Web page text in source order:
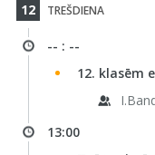
12 TREŠDIENA
-- : --
12. klasēm
13:00